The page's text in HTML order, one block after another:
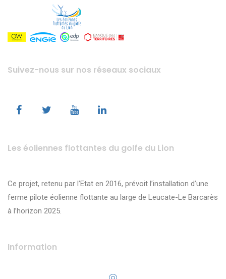
Suivez-nous sur nos réseaux sociaux
Les éoliennes flottantes du golfe du Lion
Ce projet, retenu par l’Etat en 2016, prévoit l’installation d’une
ferme pilote éolienne flottante au large de Leucate-Le Barcarès
à l’horizon 2025.
Information